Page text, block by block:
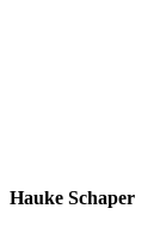
Hauke Schaper